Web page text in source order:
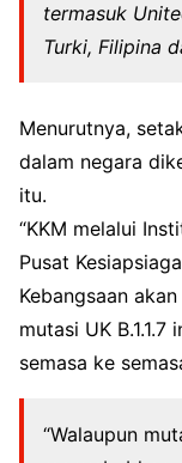
termasuk
Turki, Filipina
Menurutnya,
dalam negara
itu.
“KKM melalui
Pusat
Kebangsaan
mutasi UK
semasa ke
“Walaupun